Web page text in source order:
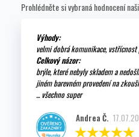
Prohlédněte si vybraná hodnocení
Výhody:
velmi dobrá komunikace,
Celkový názor:
brýle, které nebyly skladem a
jiném barevném provedení na
... všechno super
Andrea Č.